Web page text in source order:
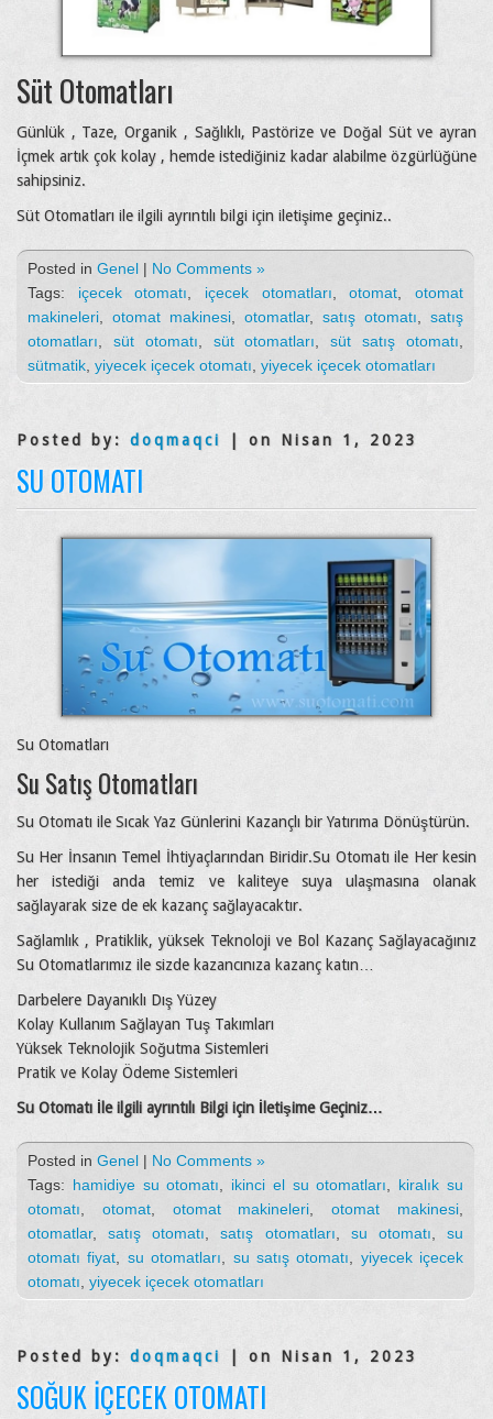
Süt Otomatları
Günlük , Taze, Organik , Sağlıklı, Pastörize ve Doğal Süt ve ayran
İçmek artık çok kolay , hemde istediğiniz kadar alabilme özgürlüğüne
sahipsiniz.
Süt Otomatları ile ilgili ayrıntılı bilgi için iletişime geçiniz..
Posted in Genel | No Comments »
Tags: içecek otomatı içecek otomatları ,otomat ,otomat
makineleri
otomat makinesi otomatlar, satış otomatı
satış
otomatları
süt otomatı süt otomatları ,süt satış otomatı
sütmatik yiyecek içecek otomatı yiyecek içecek otomatları
Posted by: doqmaqci | on Nisan 1, 2023
SU OTOMATI
Su Otomatları
Su Satış Otomatları
Su Otomatı ile Sıcak Yaz Günlerini Kazançlı bir Yatırıma Dönüştürün.
Su Her İnsanın Temel İhtiyaçlarından Biridir.Su Otomatı ile Her kesin
her istediği anda temiz ve kaliteye suya ulaşmasına olanak
sağlayarak size de ek kazanç sağlayacaktır.
Sağlamlık , Pratiklik, yüksek Teknoloji ve Bol Kazanç Sağlayacağınız
Su Otomatlarımız ile sizde kazancınıza kazanç katın…
Darbelere Dayanıklı Dış Yüzey
Kolay Kullanım Sağlayan Tuş Takımları
Yüksek Teknolojik Soğutma Sistemleri
Pratik ve Kolay Ödeme Sistemleri
Su Otomatı İle ilgili ayrıntılı Bilgi için İletişime Geçiniz…
Posted in Genel | No Comments »
Tags: hamidiye su otomatı ikinci el su otomatları
kiralık su
otomatı
otomat, otomat makineleri ,otomat makinesi
otomatlar,satış otomatı ,satış otomatları su otomatı ,su
otomatı fiyat
su otomatları su satış otomatı
yiyecek içecek
otomatı yiyecek içecek otomatları
Posted by: doqmaqci | on Nisan 1, 2023
SOĞUK İÇECEK OTOMATI